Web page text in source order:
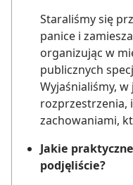
Staraliśmy się
panice i
organizując w
publicznych
Wyjaśnialiśmy,
rozprzestrzenia,
zachowaniami,
Jakie
podjęliście?